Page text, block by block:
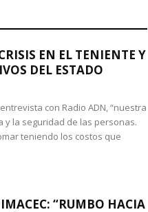
EN EL TENIENTE Y
DEL ESTADO
con Radio ADN, “nuestra
la seguridad de las personas.
teniendo los costos que
“RUMBO HACIA